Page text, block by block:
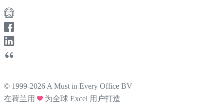
© 1999-2026 A Must in Every Office BV
在荷兰用
为全球 Excel 用户打造